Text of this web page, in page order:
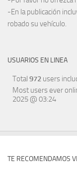
-En la publicación
robado su vehículo.
USUARIOS EN LINEA
Total 972 users
Most users ever
2025 @ 03:24
TE RECOMENDAMOS